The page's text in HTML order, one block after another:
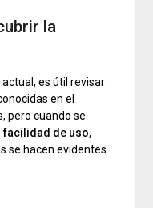
la
es útil revisar
en el
pero cuando se
facilidad de uso,
se hacen evidentes.